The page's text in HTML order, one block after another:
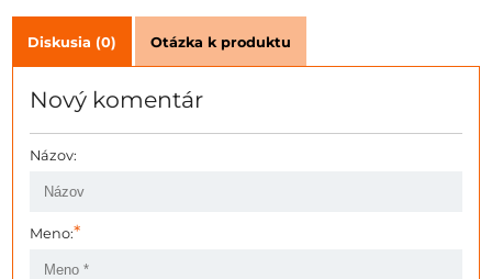
Diskusia (0) Otázka k produktu
Nový komentár
Názov:
Meno:*